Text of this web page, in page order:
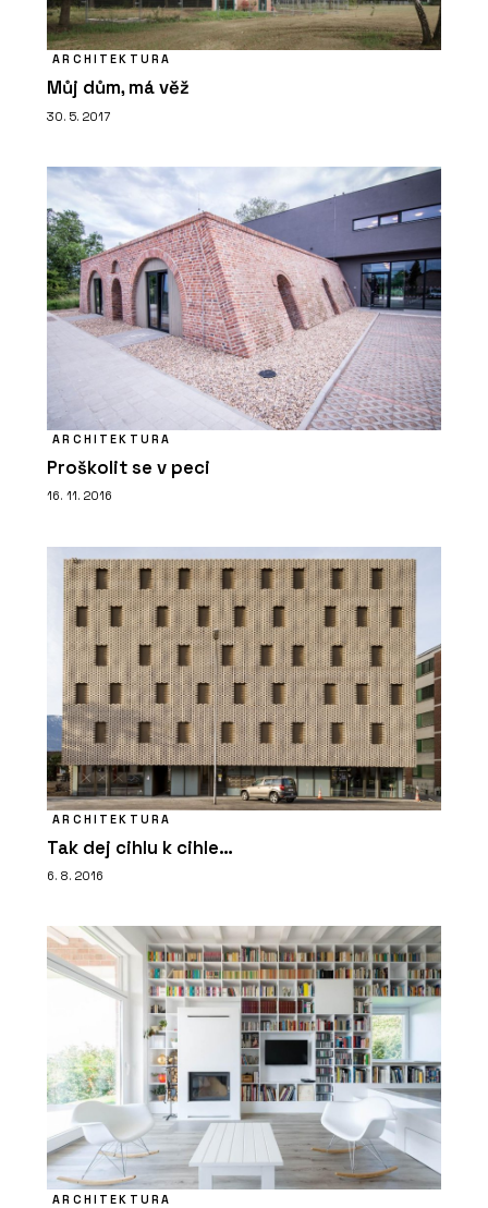
ARCHITEKTURA
Můj dům, má věž
30. 5. 2017
ARCHITEKTURA
Proškolit se v peci
16. 11. 2016
ARCHITEKTURA
Tak dej cihlu k cihle…
6. 8. 2016
ARCHITEKTURA